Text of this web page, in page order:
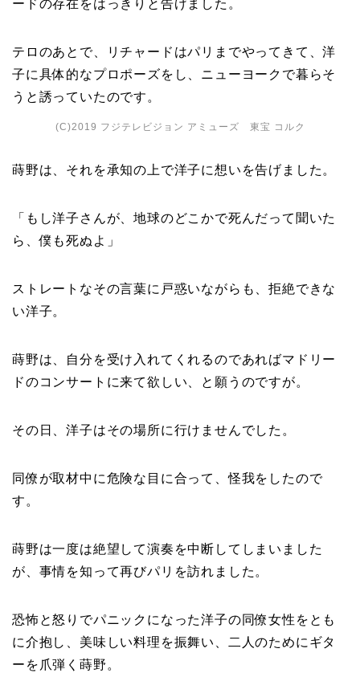
ードの存在をはっきりと告げました。
テロのあとで、リチャードはパリまでやってきて、洋
子に具体的なプロポーズをし、ニューヨークで暮らそ
うと誘っていたのです。
(C)2019 フジテレビジョン アミューズ 東宝 コルク
蒔野は、それを承知の上で洋子に想いを告げました。
「もし洋子さんが、地球のどこかで死んだって聞いた
ら、僕も死ぬよ」
ストレートなその言葉に戸惑いながらも、拒絶できな
い洋子。
蒔野は、自分を受け入れてくれるのであればマドリー
ドのコンサートに来て欲しい、と願うのですが。
その日、洋子はその場所に行けませんでした。
同僚が取材中に危険な目に合って、怪我をしたので
す。
蒔野は一度は絶望して演奏を中断してしまいました
が、事情を知って再びパリを訪れました。
恐怖と怒りでパニックになった洋子の同僚女性をとも
に介抱し、美味しい料理を振舞い、二人のためにギタ
ーを爪弾く蒔野。